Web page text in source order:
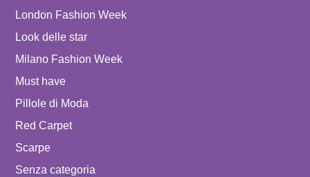
London Fashion Week
Look delle star
Milano Fashion Week
Must have
Pillole di Moda
Red Carpet
Scarpe
Senza categoria